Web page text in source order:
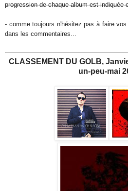
progression de chaque album est indiquée
- comme toujours n'hésitez pas à faire
dans les commentaires...
CLASSEMENT DU GOLB,
un-peu-mai